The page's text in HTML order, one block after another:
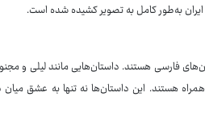
به‌طور کامل به تصویر کشیده شده است.
فارسی هستند. داستان‌هایی مانند لیلی و
هستند. این داستان‌ها نه تنها به عشق